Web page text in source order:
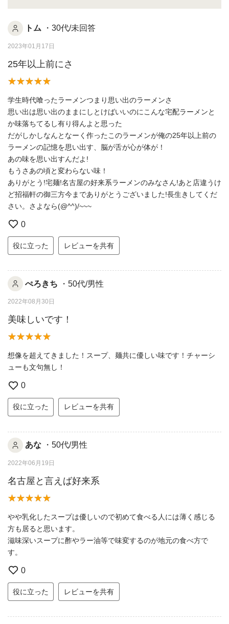
トム ・30代/未回答
2023年01月17日
25年以上前にさ
学生時代喰ったラーメンつまり思い出のラーメンさ
思い出は思い出のままにしとけばいいのにこんな宅配ラーメンと
か味落ちてるし有り得んよと思った
だがしかしなんとなーく作ったこのラーメンが俺の25年以上前の
ラーメンの記憶を思い出す、脳が舌が心が体が！
あの味を思い出すんだよ!
もうさあの頃と変わらない味！
ありがとう!宅麺!名古屋の好来系ラーメンのみなさん!あと店違うけ
ど招福軒の御三方今までありがとうございました!長生きしてくだ
さい。さよなら(@^^)/~~~
0
役に立った レビューを共有
ぺろきち ・50代/男性
2022年08月30日
美味しいです！
想像を超えてきました！スープ、麺共に優しい味です！チャーシ
ューも文句無し！
0
役に立った レビューを共有
あな ・50代/男性
2022年06月19日
名古屋と言えば好来系
やや乳化したスープは優しいので初めて食べる人には薄く感じる
方も居ると思います。
滋味深いスープに酢やラー油等で味変するのが地元の食べ方で
す。
0
役に立った レビューを共有